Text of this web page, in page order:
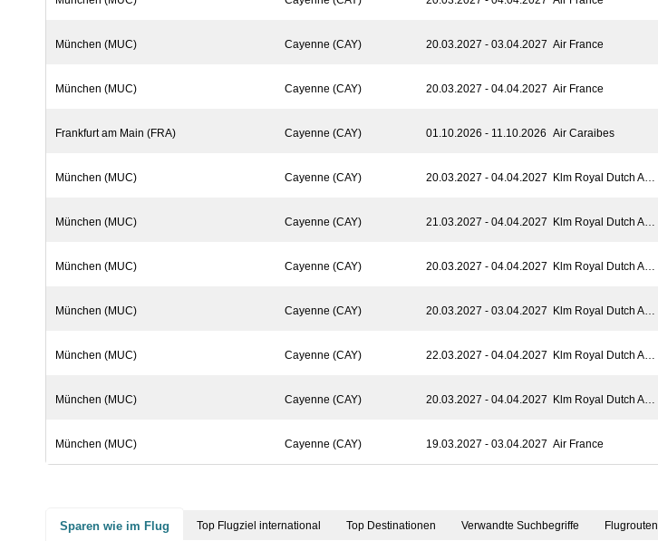
München (MUC) Cayenne (CAY) 20.03.2027 - 03.04.2027 Air France
München (MUC) Cayenne (CAY) 20.03.2027 - 04.04.2027 Air France
Frankfurt am Main (FRA) Cayenne (CAY) 01.10.2026 - 11.10.2026 Air Caraibes
München (MUC) Cayenne (CAY) 20.03.2027 - 04.04.2027 Klm Royal Dutch A…
München (MUC) Cayenne (CAY) 21.03.2027 - 04.04.2027 Klm Royal Dutch A…
München (MUC) Cayenne (CAY) 20.03.2027 - 04.04.2027 Klm Royal Dutch A…
München (MUC) Cayenne (CAY) 20.03.2027 - 03.04.2027 Klm Royal Dutch A…
München (MUC) Cayenne (CAY) 22.03.2027 - 04.04.2027 Klm Royal Dutch A…
München (MUC) Cayenne (CAY) 20.03.2027 - 04.04.2027 Klm Royal Dutch A…
München (MUC) Cayenne (CAY) 19.03.2027 - 03.04.2027 Air France
Sparen wie im Flug Top Flugziel international Top Destinationen Verwandte Suchbegriffe Flugrouten